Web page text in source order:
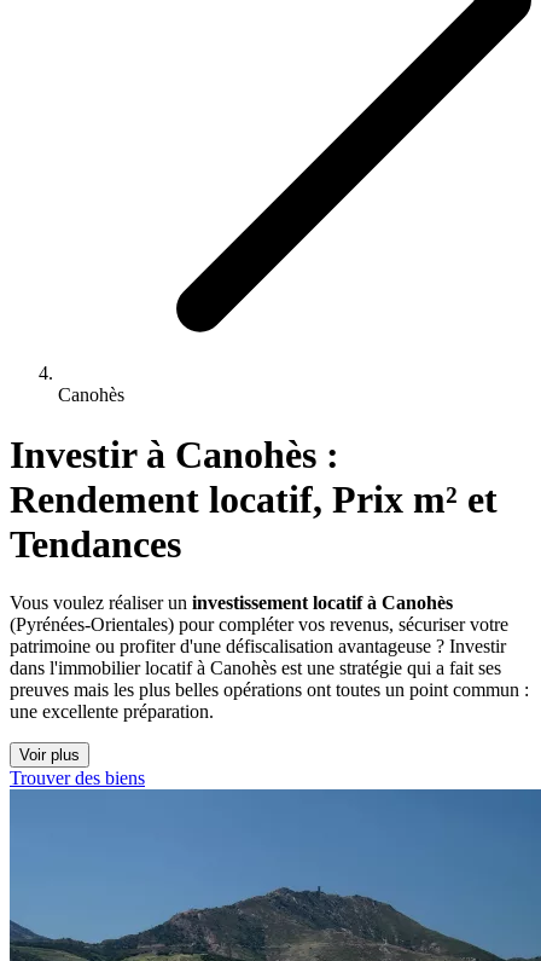
Canohès
Investir à Canohès :
Rendement locatif, Prix m² et
Tendances
Vous voulez réaliser un investissement locatif à Canohès
(Pyrénées-Orientales) pour compléter vos revenus, sécuriser votre
patrimoine ou profiter d'une défiscalisation avantageuse ? Investir
dans l'immobilier locatif à Canohès est une stratégie qui a fait ses
preuves mais les plus belles opérations ont toutes un point commun :
une excellente préparation.
Voir plus
Trouver des biens